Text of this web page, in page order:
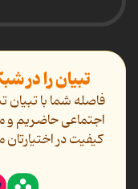
تبیان را در
فاصله شما با
اجتماعی حاضریم و
کیفیت در